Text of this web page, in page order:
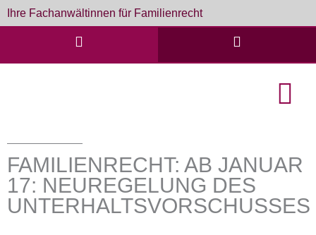
Zum
Inhalt
Ihre Fachanwältinnen für Familienrecht
FAMILIENRECHT: AB JANUAR
17: NEUREGELUNG DES
UNTERHALTSVORSCHUSSES